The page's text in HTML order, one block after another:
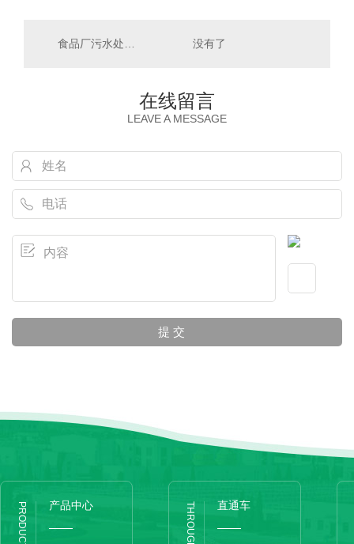
没有了
在线留言
LEAVE A MESSAGE
PRODUCT 产品中心 THROUGH 直通车